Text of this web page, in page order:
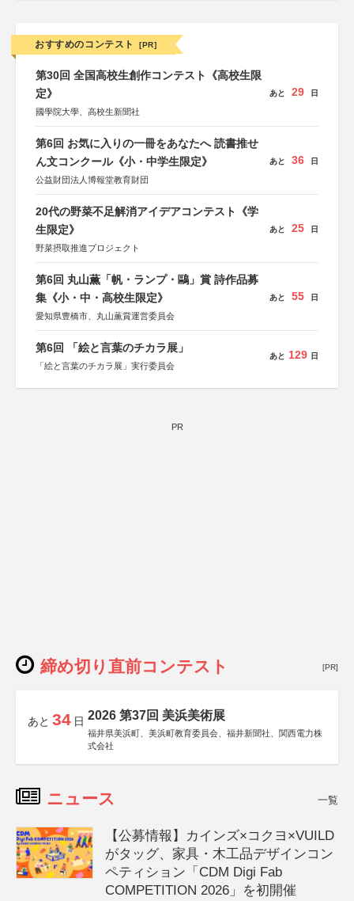
おすすめのコンテスト [PR]
第30回 全国高校生創作コンテスト《高校生限
定》
國學院大學、高校生新聞社
あと 29 日
第6回 お気に入りの一冊をあなたへ 読書推せ
ん文コンクール《小・中学生限定》
公益財団法人博報堂教育財団
あと 36 日
20代の野菜不足解消アイデアコンテスト《学
生限定》
野菜摂取推進プロジェクト
あと 25 日
第6回 丸山薫「帆・ランプ・鷗」賞 詩作品募
集《小・中・高校生限定》
愛知県豊橋市、丸山薫賞運営委員会
あと 55 日
第6回 「絵と言葉のチカラ展」
「絵と言葉のチカラ展」実行委員会
あと 129 日
PR
締め切り直前コンテスト [PR]
あと 34 日 2026 第37回 美浜美術展
福井県美浜町、美浜町教育委員会、福井新聞社、関西電力株
式会社
ニュース 一覧
【公募情報】カインズ×コクヨ×VUILD
がタッグ、家具・木工品デザインコン
ペティション「CDM Digi Fab
COMPETITION 2026」を初開催